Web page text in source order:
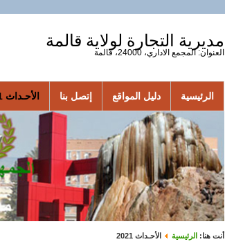
مديرية التجارة لولاية قالمة
العنوان: المجمع الاداري، 24000، قالمة
الرئيسية دليل المواقع إتصل بنا الأحـداث 2021
أنت هنا: الرئيسية الأحـداث 2021